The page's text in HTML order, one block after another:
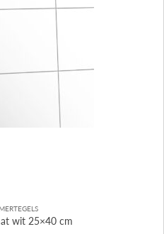
wit 25×40 cm